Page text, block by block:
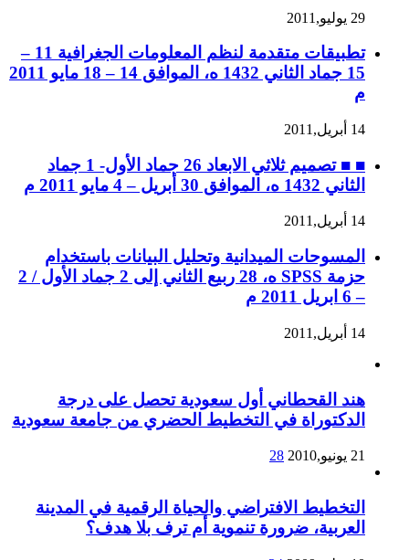
29 يوليو,2011
تطبيقات متقدمة لنظم المعلومات الجغرافية 11 –
15 جماد الثاني 1432 ه، الموافق 14 – 18 مايو 2011
م
14 أبريل,2011
■ ■ تصميم ثلاثي الابعاد 26 جماد الأول- 1 جماد
الثاني 1432 ه، الموافق 30 أبريل – 4 مايو 2011 م
14 أبريل,2011
المسوحات الميدانية وتحليل البيانات باستخدام
حزمة SPSS ه، 28 ربيع الثاني إلى 2 جماد الأول / 2
– 6 ابريل 2011 م
14 أبريل,2011
هند القحطاني أول سعودية تحصل على درجة
الدكتوراة في التخطيط الحضري من جامعة سعودية
21 يونيو,2010 28
التخطيط الافتراضي والحياة الرقمية في المدينة
العربية، ضرورة تنموية أم ترف بلا هدف؟